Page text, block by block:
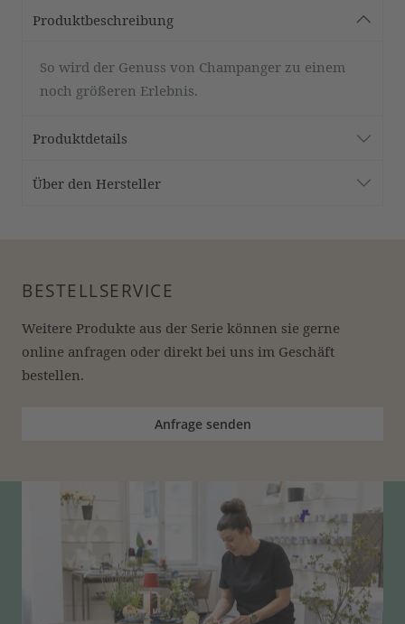
Produktbeschreibung
So wird der Genuss von Champanger zu einem
noch größeren Erlebnis.
Produktdetails
Über den Hersteller
BESTELLSERVICE
Weitere Produkte aus der Serie können sie gerne
online anfragen oder direkt bei uns im Geschäft
bestellen.
Anfrage senden